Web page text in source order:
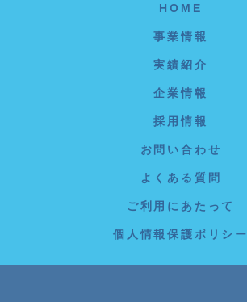
HOME
事業情報
実績紹介
企業情報
採用情報
お問い合わせ
よくある質問
ご利用にあたって
個人情報保護ポリシー